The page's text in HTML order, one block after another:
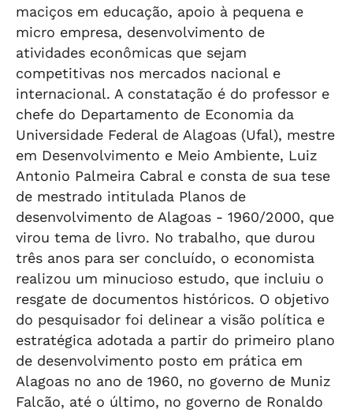
maciços em educação, apoio à pequena e
micro empresa, desenvolvimento de
atividades econômicas que sejam
competitivas nos mercados nacional e
internacional. A constatação é do professor e
chefe do Departamento de Economia da
Universidade Federal de Alagoas (Ufal), mestre
em Desenvolvimento e Meio Ambiente, Luiz
Antonio Palmeira Cabral e consta de sua tese
de mestrado intitulada Planos de
desenvolvimento de Alagoas - 1960/2000, que
virou tema de livro. No trabalho, que durou
três anos para ser concluído, o economista
realizou um minucioso estudo, que incluiu o
resgate de documentos históricos. O objetivo
do pesquisador foi delinear a visão política e
estratégica adotada a partir do primeiro plano
de desenvolvimento posto em prática em
Alagoas no ano de 1960, no governo de Muniz
Falcão, até o último, no governo de Ronaldo